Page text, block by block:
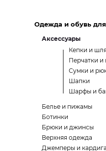
Одежда и обувь
Аксессуары
Кепки и
Перчатки и
Сумки и
Шапки
Шарфы и
Белье и пижамы
Ботинки
Брюки и джинсы
Верхняя одежда
Джемперы и